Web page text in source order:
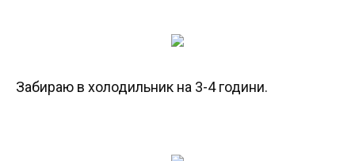
Забираю в холодильник на 3-4 години.